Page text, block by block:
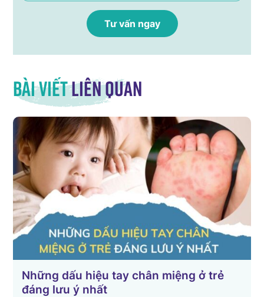
Bài viếtliên quan
Những dấu hiệu tay chân miệng ở trẻ
đáng lưu ý nhất